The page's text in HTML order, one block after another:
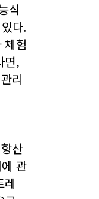
식
다.
체험
면,
리
산
관
레